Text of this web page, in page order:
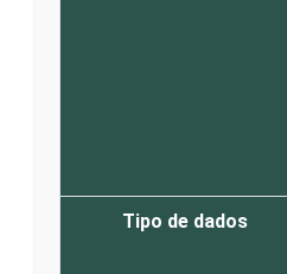
Tipo de dados